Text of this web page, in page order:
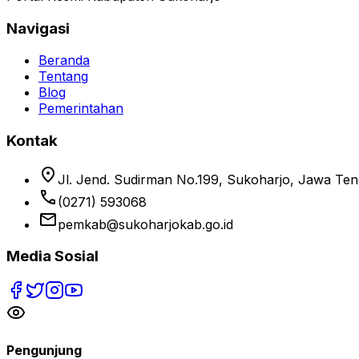
Navigasi
Beranda
Tentang
Blog
Pemerintahan
Kontak
location_on Jl. Jend. Sudirman No.199, Sukoharjo, Jawa
phone (0271) 593068
emailpemkab@sukoharjokab.go.id
Media Sosial
Pengunjung